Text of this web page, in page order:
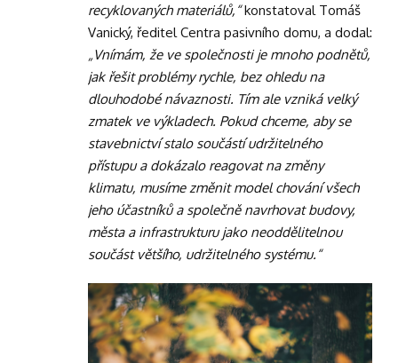
recyklovaných materiálů,“konstatoval Tomáš
Vanický, ředitel Centra pasivního domu, a dodal:
„Vnímám, že ve společnosti je mnoho podnětů,
jak řešit problémy rychle, bez ohledu na
dlouhodobé návaznosti. Tím ale vzniká velký
zmatek ve výkladech. Pokud chceme, aby se
stavebnictví stalo součástí udržitelného
přístupu a dokázalo reagovat na změny
klimatu, musíme změnit model chování všech
jeho účastníků a společně navrhovat budovy,
města a infrastrukturu jako neoddělitelnou
součást většího, udržitelného systému.“